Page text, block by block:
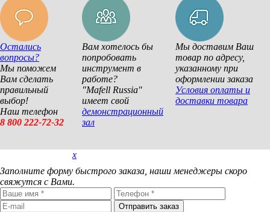
Остались
вопросы?
Мы поможем
Вам сделать
правильный
выбор!
Наш телефон
8 800 222-72-32
Вам хотелось бы
попробовать
инструмент в
работе?
"Mafell Russia"
имеет свой
демонстрационный
зал
Мы доставим Ваш
товар по адресу,
указанному при
оформлении заказа
Условия оплаты и
доставки товара
Покупка в 1 кликx
Заполните форму быстрого заказа, наши менеджеры скоро
свяжутся с Вами.